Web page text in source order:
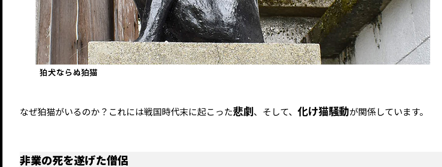
なぜ狛猫がいるのか？これには戦国時代末に起こった悲劇、そして、 化け猫騒動が関係しています。
非業の死を遂げた僧侶